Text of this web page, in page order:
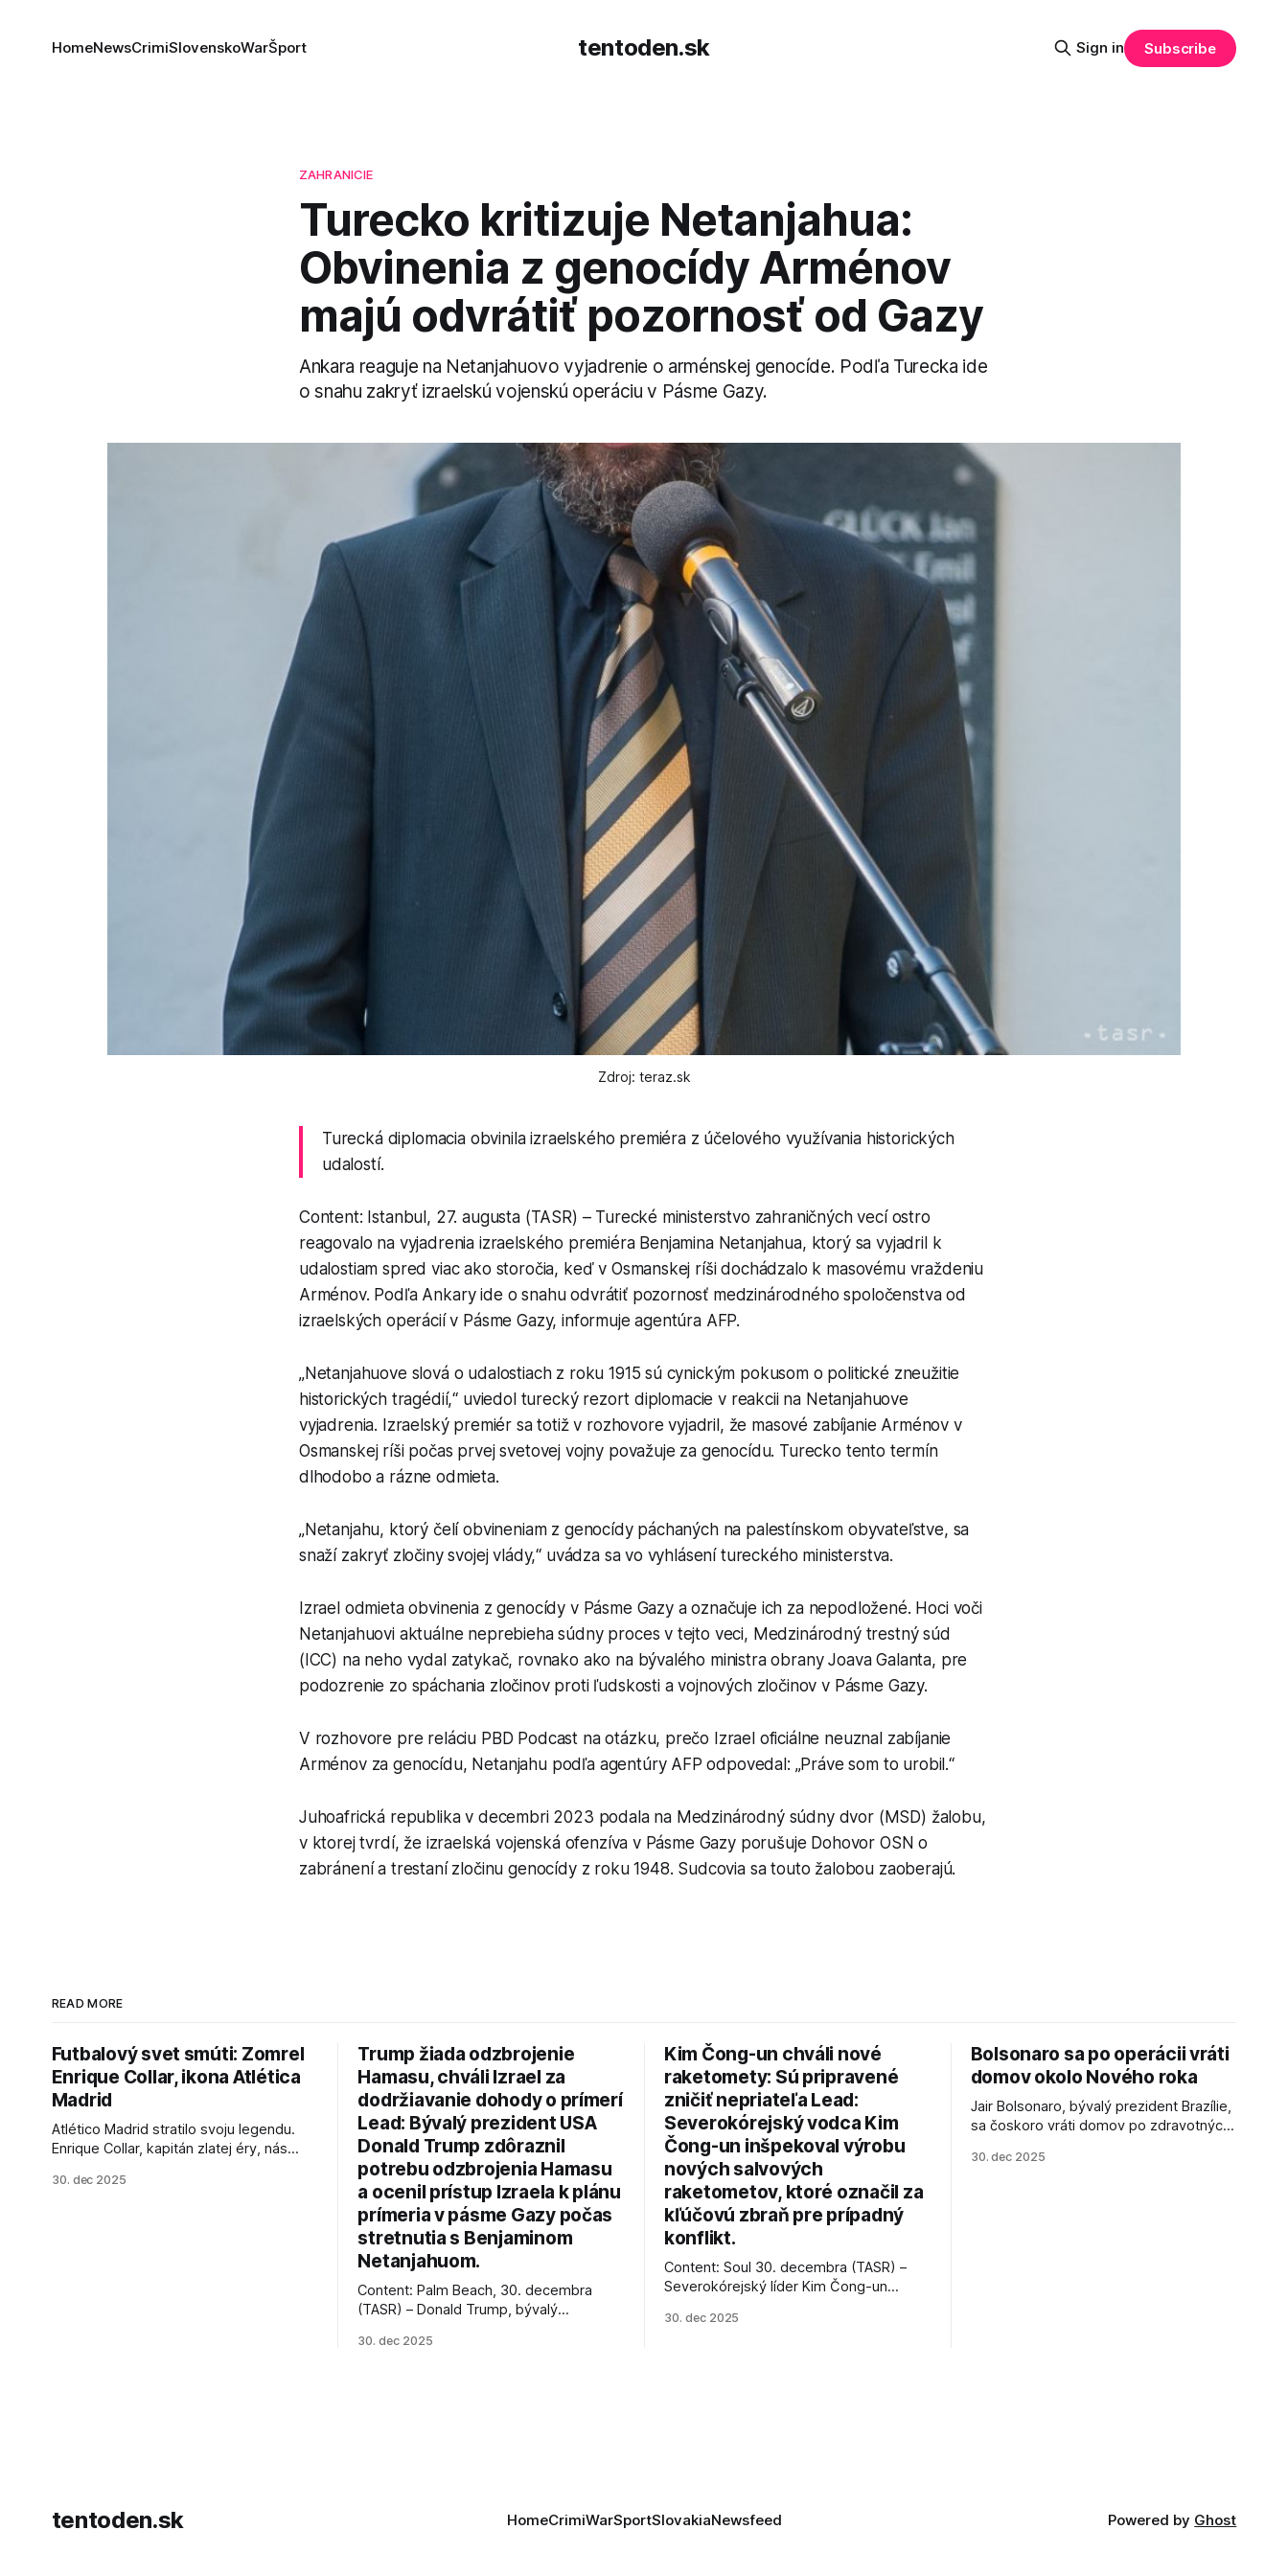
tentoden.sk
HomeNewsCrimiSlovenskoWarŠport Sign in Subscribe
ZAHRANICIE
Turecko kritizuje Netanjahua:
Obvinenia z genocídy Arménov
majú odvrátiť pozornosť od Gazy
Ankara reaguje na Netanjahuovo vyjadrenie o arménskej genocíde. Podľa Turecka ide
o snahu zakryť izraelskú vojenskú operáciu v Pásme Gazy.
Zdroj: teraz.sk
Turecká diplomacia obvinila izraelského premiéra z účelového využívania historických
udalostí.
Content: Istanbul, 27. augusta (TASR) – Turecké ministerstvo zahraničných vecí ostro
reagovalo na vyjadrenia izraelského premiéra Benjamina Netanjahua, ktorý sa vyjadril k
udalostiam spred viac ako storočia, keď v Osmanskej ríši dochádzalo k masovému vraždeniu
Arménov. Podľa Ankary ide o snahu odvrátiť pozornosť medzinárodného spoločenstva od
izraelských operácií v Pásme Gazy, informuje agentúra AFP.
„Netanjahuove slová o udalostiach z roku 1915 sú cynickým pokusom o politické zneužitie
historických tragédií,“ uviedol turecký rezort diplomacie v reakcii na Netanjahuove
vyjadrenia. Izraelský premiér sa totiž v rozhovore vyjadril, že masové zabíjanie Arménov v
Osmanskej ríši počas prvej svetovej vojny považuje za genocídu. Turecko tento termín
dlhodobo a rázne odmieta.
„Netanjahu, ktorý čelí obvineniam z genocídy páchaných na palestínskom obyvateľstve, sa
snaží zakryť zločiny svojej vlády,“ uvádza sa vo vyhlásení tureckého ministerstva.
Izrael odmieta obvinenia z genocídy v Pásme Gazy a označuje ich za nepodložené. Hoci voči
Netanjahuovi aktuálne neprebieha súdny proces v tejto veci, Medzinárodný trestný súd
(ICC) na neho vydal zatykač, rovnako ako na bývalého ministra obrany Joava Galanta, pre
podozrenie zo spáchania zločinov proti ľudskosti a vojnových zločinov v Pásme Gazy.
V rozhovore pre reláciu PBD Podcast na otázku, prečo Izrael oficiálne neuznal zabíjanie
Arménov za genocídu, Netanjahu podľa agentúry AFP odpovedal: „Práve som to urobil.“
Juhoafrická republika v decembri 2023 podala na Medzinárodný súdny dvor (MSD) žalobu,
v ktorej tvrdí, že izraelská vojenská ofenzíva v Pásme Gazy porušuje Dohovor OSN o
zabránení a trestaní zločinu genocídy z roku 1948. Sudcovia sa touto žalobou zaoberajú.
READ MORE
Futbalový svet smúti: Zomrel
Enrique Collar, ikona Atlética
Madrid
Atlético Madrid stratilo svoju legendu.
Enrique Collar, kapitán zlatej éry, nás
jeho úspechy a odkaz.
30. dec 2025
Trump žiada odzbrojenie
Hamasu, chváli Izrael za
dodržiavanie dohody o prímerí
Lead: Bývalý prezident USA
Donald Trump zdôraznil
potrebu odzbrojenia Hamasu
a ocenil prístup Izraela k plánu
prímeria v pásme Gazy počas
stretnutia s Benjaminom
Netanjahuom.
Content: Palm Beach, 30. decembra
(TASR) – Donald Trump, bývalý
vyhlásil, že odzbrojenie palestínskeho
30. dec 2025
Kim Čong-un chváli nové
raketomety: Sú pripravené
zničiť nepriateľa Lead:
Severokórejský vodca Kim
Čong-un inšpekoval výrobu
nových salvových
raketometov, ktoré označil za
kľúčovú zbraň pre prípadný
konflikt.
Content: Soul 30. decembra (TASR) –
Severokórejský líder Kim Čong-un
najnovšie salvové raketomety a nešetril
30. dec 2025
Bolsonaro sa po operácii vráti
domov okolo Nového roka
Jair Bolsonaro, bývalý prezident Brazílie,
sa čoskoro vráti domov po zdravotných
30. dec 2025
tentoden.sk HomeCrimiWarSportSlovakiaNewsfeed Powered by Ghost